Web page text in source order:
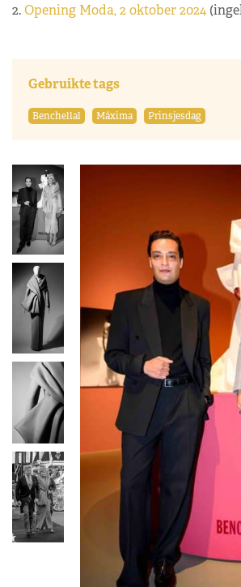
2.Opening Moda, 2 oktober 2024
Gebruikte tags
Benchellal Máxima Prinsjesdag